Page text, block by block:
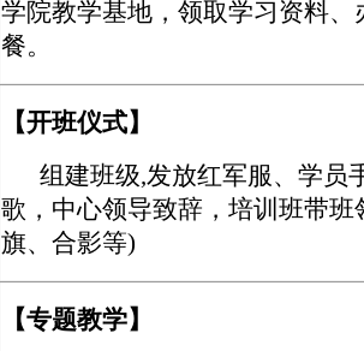
学院教学基地， 领取学习资料、
餐。
【开班仪式】
组建班级,发放红军服、学员
歌，中心领导致辞，培训班带
旗、合影等)
【专题教学】